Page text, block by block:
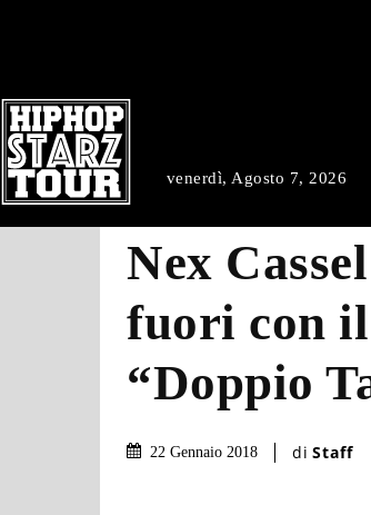
venerdì, Agosto 7, 2026
Nex
fuori con
“Doppio
22 Gennaio 2018 di Staff